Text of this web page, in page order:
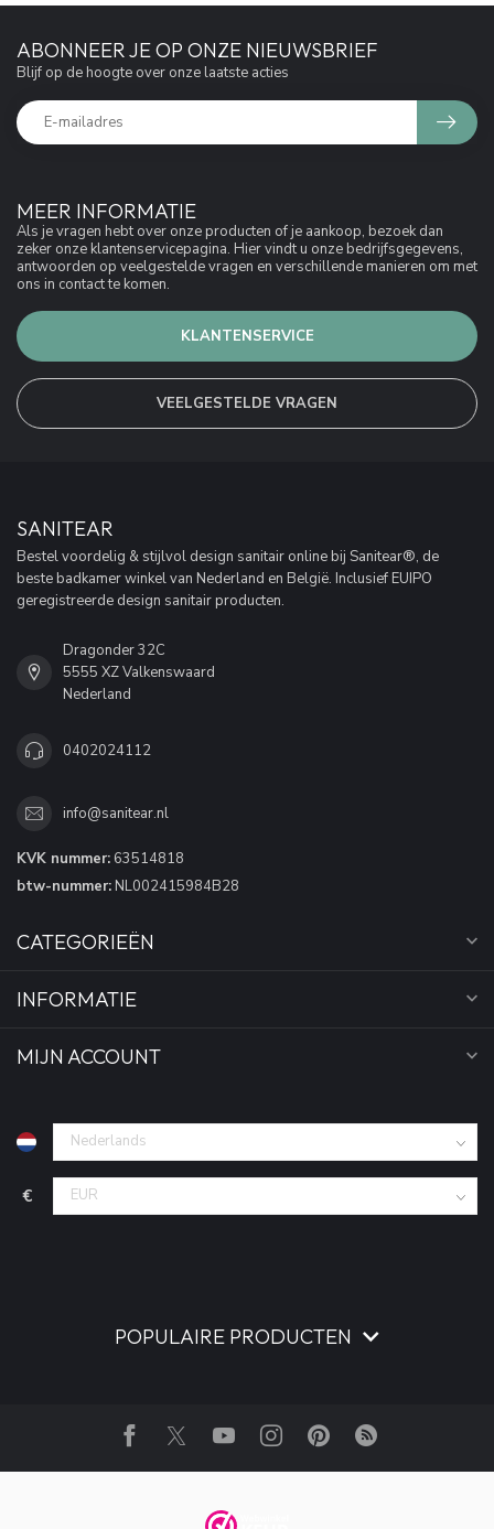
MEER INFORMATIE
Als je vragen hebt over onze producten of je aankoop, bezoek dan
zeker onze klantenservicepagina. Hier vindt u onze bedrijfsgegevens,
antwoorden op veelgestelde vragen en verschillende manieren om met
ons in contact te komen.
KLANTENSERVICE
VEELGESTELDE VRAGEN
ABONNEER JE OP ONZE NIEUWSBRIEF
Blijf op de hoogte over onze laatste acties
SANITEAR
Bestel voordelig & stijlvol design sanitair online bij Sanitear®, de
beste badkamer winkel van Nederland en België. Inclusief EUIPO
geregistreerde design sanitair producten.
Dragonder 32C
5555 XZ Valkenswaard
Nederland
0402024112
info@sanitear.nl
KVK nummer: 63514818
btw-nummer: NL002415984B28
CATEGORIEËN
INFORMATIE
MIJN ACCOUNT
€
POPULAIRE PRODUCTEN